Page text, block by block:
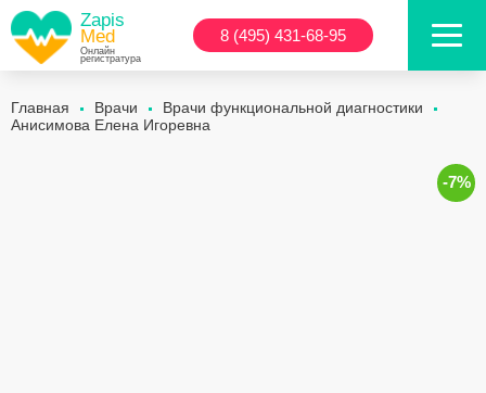
Zapis
Med
Онлайн
регистратура
8 (495) 431-68-95
Главная Врачи
Врачи функциональной диагностики
Анисимова Елена Игоревна
-7%